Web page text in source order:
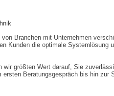
Branchen mit Unternehmen
Kunden die optimale Systemlösung
wir größten Wert darauf, Sie
Beratungsgespräch bis hin zur